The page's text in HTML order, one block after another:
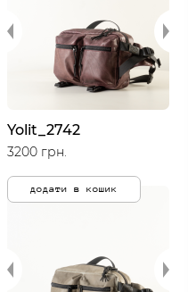
Yolit_2742
3200 грн.
додати в кошик